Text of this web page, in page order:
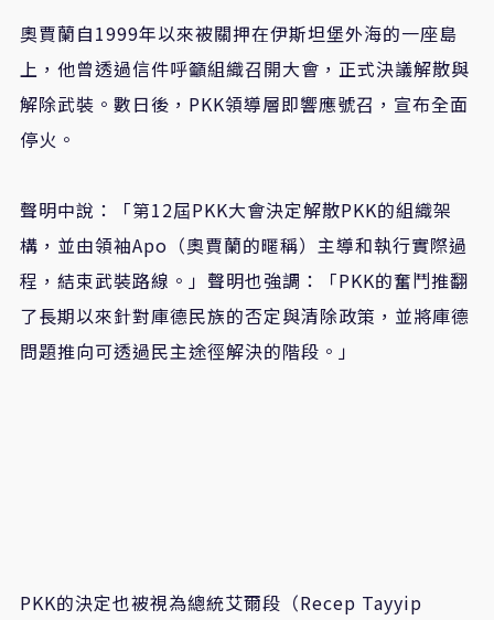
奧賈蘭自1999年以來被關押在伊斯坦堡外海的一座島
上，他曾透過信件呼籲組織召開大會，正式決議解散與
解除武裝。數日後，PKK領導層即響應號召，宣布全面
停火。
聲明中說：「第12屆PKK大會決定解散PKK的組織架
構，並由領袖Apo（奧賈蘭的暱稱）主導和執行實際過
程，結束武裝路線。」聲明也強調：「PKK的奮鬥推翻
了長期以來針對庫德民族的否定與清除政策，並將庫德
問題推向可透過民主途徑解決的階段。」
PKK的決定也被視為總統艾爾段（Recep Tayyip